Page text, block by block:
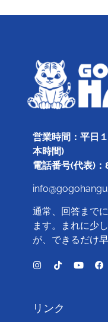
営業時間：平日
本時間)
電話番号(代表)
通常、回答まで
ます。まれに少
が、できるだけ
リンク